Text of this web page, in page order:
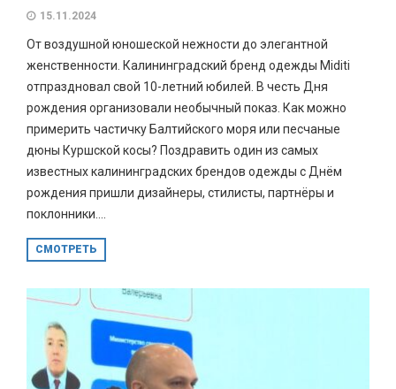
15.11.2024
От воздушной юношеской нежности до элегантной
женственности. Калининградский бренд одежды Miditi
отпраздновал свой 10-летний юбилей. В честь Дня
рождения организовали необычный показ. Как можно
примерить частичку Балтийского моря или песчаные
дюны Куршской косы? Поздравить один из самых
известных калининградских брендов одежды с Днём
рождения пришли дизайнеры, стилисты, партнёры и
поклонники....
СМОТРЕТЬ